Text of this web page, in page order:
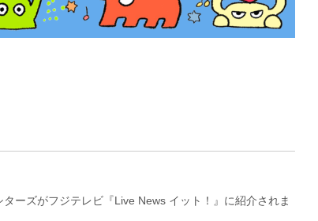
ーズがフジテレビ『Live News イット！』に紹介されま